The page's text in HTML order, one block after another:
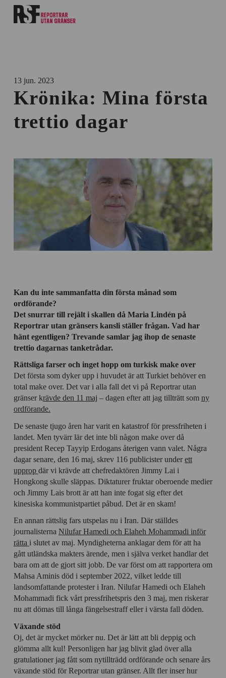
13 jun. 2023
Krönika: Mina första
trettio dagar
Kan du inte sammanfatta din första månad som
ordförande?
Det snurrar till rejält i skallen då Maria Lindén på
Reportrar utan gränsers kansli ställer frågan. Vad har
hänt egentligen? Trevande samlar jag ihop de senaste
trettio dagarnas tanketrådar.
Rättsliga farser och inget hopp om turkisk make over
Det första som dyker upp i huvudet är att Turkiet behöver en
total make over. Det var i alla fall det vi på Reportrar utan
gränser krävde den 11 maj – dagen efter att jag tillträtt som ny
ordförande.
De senaste tjugo åren har varit en katastrof för pressfriheten i
landet. Men tyvärr lär det inte bli någon make over då
president Recep Tayyip Erdogans återigen vann valet. Några
dagar senare, den 16 maj, skrev 116 publicister underett
upprop där vi krävde att chefredaktören Jimmy Lai i
Hongkong skulle släppas. Diktaturer fruktar oberoende medier
och Jimmy Lais brott är att han inte fogat sig efter det
kinesiska kommunistpartiet påbud. Det är en skam!
En annan rättslig fars utspelas nu i Iran. Där ställdes
journalisterna Nilufar Hamedi och Elaheh Mohammadi inför
rätta i slutet av maj. Myndigheterna anklagar dem för att ha
gått utländska makters ärende, men i själva verket handlar det
bara om att de gjort sitt jobb. De var först om att rapportera om
Mahsa Aminis död i september 2022, vilket ledde till
landsomfattande protester i Iran. Nilufar Hamedi och Elaheh
Mohammadi fick vårt pressfrihetspris den 3 maj, men riskerar
nu att dömas till långa fängelsestraff eller i värsta fall döden.
Växande stöd
Oj, det är mycket mörker nu. Det är lätt att bli deppig och
glömma allt kul! Personligen har jag blivit glad över alla
gratulationer jag fått som nytillträdd ordförande och senare års
växande stöd för Reportrar utan gränser. Allt fler inser hur